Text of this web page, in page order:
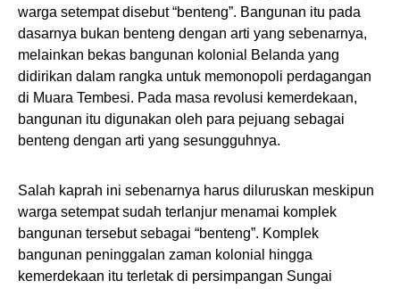
warga setempat disebut “benteng”. Bangunan itu pada
dasarnya bukan benteng dengan arti yang sebenarnya,
melainkan bekas bangunan kolonial Belanda yang
didirikan dalam rangka untuk memonopoli perdagangan
di Muara Tembesi. Pada masa revolusi kemerdekaan,
bangunan itu digunakan oleh para pejuang sebagai
benteng dengan arti yang sesungguhnya.
Salah kaprah ini sebenarnya harus diluruskan meskipun
warga setempat sudah terlanjur menamai komplek
bangunan tersebut sebagai “benteng”. Komplek
bangunan peninggalan zaman kolonial hingga
kemerdekaan itu terletak di persimpangan Sungai